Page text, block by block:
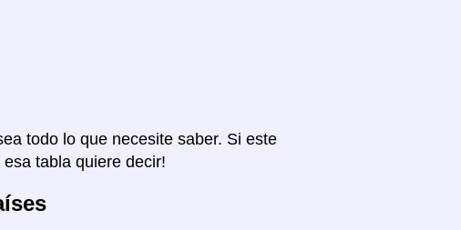
todo lo que necesite saber. Si este
tabla quiere decir!